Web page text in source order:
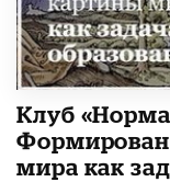
Клуб
мира как